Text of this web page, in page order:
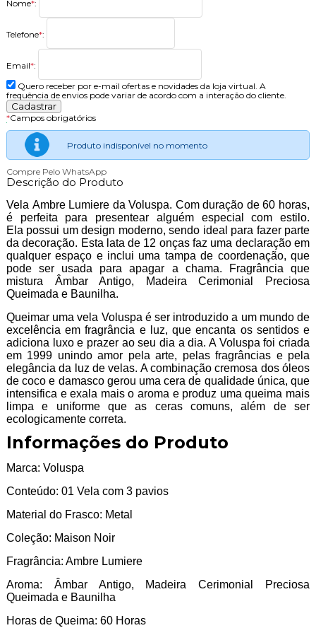
Nome*:
Telefone*:
Email*:
Quero receber por e-mail ofertas e novidades da loja virtual. A
frequência de envios pode variar de acordo com a interação do cliente.
*Campos obrigatórios
Produto indisponível no momento
Compre Pelo WhatsApp
Descrição do Produto
Vela Ambre Lumiere da Voluspa. Com duração de 60 horas,
é perfeita para presentear alguém especial com estilo.
Ela possui um design moderno, sendo ideal para fazer parte
da decoração. Esta lata de 12 onças faz uma declaração em
qualquer espaço e inclui uma tampa de coordenação, que
pode ser usada para apagar a chama. Fragrância que
mistura Âmbar Antigo, Madeira Cerimonial Preciosa
Queimada e Baunilha.
Queimar uma vela Voluspa é ser introduzido a um mundo de
excelência em fragrância e luz, que encanta os sentidos e
adiciona luxo e prazer ao seu dia a dia. A Voluspa foi criada
em 1999 unindo amor pela arte, pelas fragrâncias e pela
elegância da luz de velas. A combinação cremosa dos óleos
de coco e damasco gerou uma cera de qualidade única, que
intensifica e exala mais o aroma e produz uma queima mais
limpa e uniforme que as ceras comuns, além de ser
ecologicamente correta.
Informações do Produto
Marca: Voluspa
Conteúdo: 01 Vela com 3 pavios
Material do Frasco: Metal
Coleção: Maison Noir
Fragrância: Ambre Lumiere
Aroma: Âmbar Antigo, Madeira Cerimonial Preciosa
Queimada e Baunilha
Horas de Queima: 60 Horas